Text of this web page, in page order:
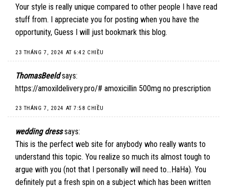
Your style is really unique compared to other people I have read
stuff from. I appreciate you for posting when you have the
opportunity, Guess I will just bookmark this blog.
23 THÁNG 7, 2024 AT 6:42 CHIỀU
ThomasBeeld says:
https://amoxildelivery.pro/# amoxicillin 500mg no prescription
23 THÁNG 7, 2024 AT 7:58 CHIỀU
wedding dress says:
This is the perfect web site for anybody who really wants to
understand this topic. You realize so much its almost tough to
argue with you (not that I personally will need to…HaHa). You
definitely put a fresh spin on a subject which has been written